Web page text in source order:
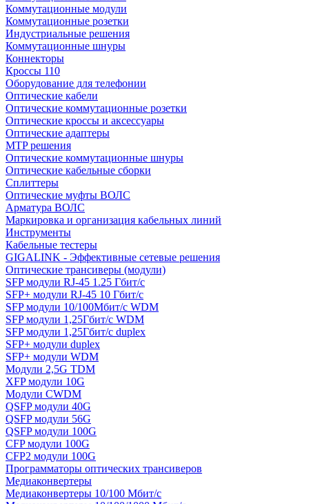
Коммутационные модули
Коммутационные розетки
Индустриальные решения
Коммутационные шнуры
Коннекторы
Кроссы 110
Оборудование для телефонии
Оптические кабели
Оптические коммутационные розетки
Оптические кроссы и аксессуары
Оптические адаптеры
MTP решения
Оптические коммутационные шнуры
Оптические кабельные сборки
Сплиттеры
Оптические муфты ВОЛС
Арматура ВОЛС
Маркировка и организация кабельных линий
Инструменты
Кабельные тестеры
GIGALINK - Эффективные сетевые решения
Оптические трансиверы (модули)
SFP модули RJ-45 1.25 Гбит/c
SFP+ модули RJ-45 10 Гбит/c
SFP модули 10/100Мбит/с WDM
SFP модули 1,25Гбит/с WDM
SFP модули 1,25Гбит/с duplex
SFP+ модули duplex
SFP+ модули WDM
Модули 2,5G TDM
XFP модули 10G
Модули CWDM
QSFP модули 40G
QSFP модули 56G
QSFP модули 100G
CFP модули 100G
CFP2 модули 100G
Программаторы оптических трансиверов
Медиаконвертеры
Медиаконвертеры 10/100 Мбит/с